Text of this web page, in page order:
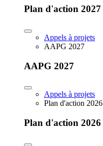
Plan d'action 2027
Appels à projets
AAPG 2027
AAPG 2027
Appels à projets
Plan d'action 2026
Plan d'action 2026